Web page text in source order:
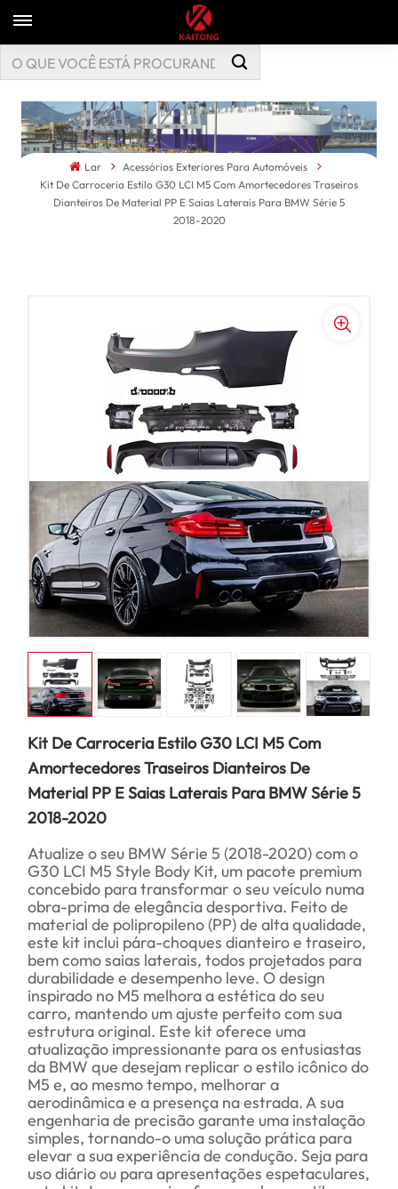
Lar
Acessórios Exteriores Para Automóveis
Kit De Carroceria Estilo G30 LCI M5 Com Amortecedores Traseiros
Dianteiros De Material PP E Saias Laterais Para BMW Série 5
2018-2020
Kit De Carroceria Estilo G30 LCI M5 Com
Amortecedores Traseiros Dianteiros De
Material PP E Saias Laterais Para BMW Série 5
2018-2020
Atualize o seu BMW Série 5 (2018-2020) com o
G30 LCI M5 Style Body Kit, um pacote premium
concebido para transformar o seu veículo numa
obra-prima de elegância desportiva. Feito de
material de polipropileno (PP) de alta qualidade,
este kit inclui pára-choques dianteiro e traseiro,
bem como saias laterais, todos projetados para
durabilidade e desempenho leve. O design
inspirado no M5 melhora a estética do seu
carro, mantendo um ajuste perfeito com sua
estrutura original. Este kit oferece uma
atualização impressionante para os entusiastas
da BMW que desejam replicar o estilo icônico do
M5 e, ao mesmo tempo, melhorar a
aerodinâmica e a presença na estrada. A sua
engenharia de precisão garante uma instalação
simples, tornando-o uma solução prática para
elevar a sua experiência de condução. Seja para
uso diário ou para apresentações espetaculares,